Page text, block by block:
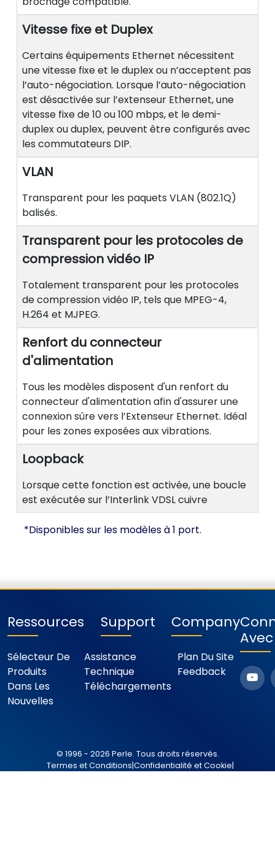
Vitesse fixe et Duplex
Certains équipements Ethernet nécessitent
une vitesse fixe et le duplex ou n’acceptent pas
l’auto-négociation. Lorsque l’auto-négociation
est désactivée sur l’extenseur Ethernet, une
vitesse fixe de 10 ou 100 mbps, et le demi-
duplex ou duplex, peuvent être configurés avec
les commutateurs DIP.
VLAN
Transparent pour les paquets VLAN (802.1Q)
balisés.
Transparent pour les protocoles de
compression vidéo IP
Totalement transparent pour les protocoles
de compression vidéo IP, tels que MPEG-4,
H.264 et MJPEG.
Renfort du connecteur
d'alimentation
Tous les modèles disposent d'un renfort du
connecteur d'alimentation afin d'assurer une
connexion sûre vers l’Extenseur Ethernet. Idéal
pour les zones exposées aux vibrations.
Loopback
Lorsque cette fonction est activée, une boucle
est exécutée sur l’Interlink VDSL cuivre
*Disponibles sur les modèles à 1 port.
Ressources
Sélecteur De
Produits
Dans Les
Nouvelles
Support
Assistance
Technique
Téléchargements
Company
Plan Du Site
Feedback
© 1996 - 2026 Perle. Tous droits réservés.
Termes et Conditions|Confidentialité et Cookie|